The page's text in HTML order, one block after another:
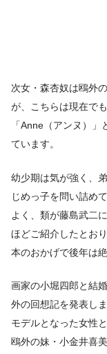
次女・森杏奴は鴎外
が、こちらは現在で
「Anne（アンヌ）
ています。
幼少期は気が強く、
じめっ子を問い詰め
よく、類が藤島武二
ほどご紹介したとお
本のおかげで後年は
画家の小堀四郎と結
外の回想記を発表し
モデルとなった女性
鴎外の妹・小金井喜